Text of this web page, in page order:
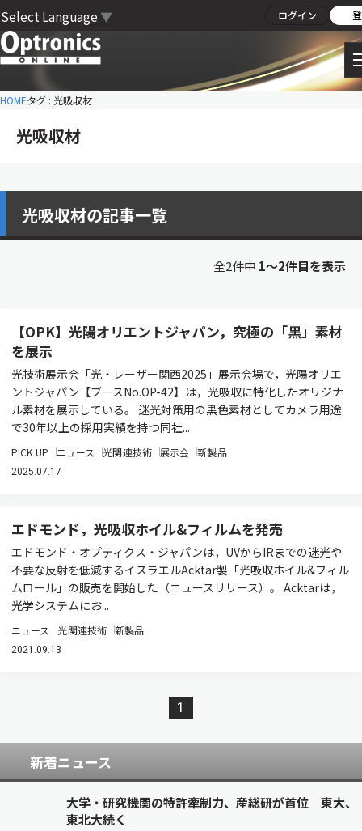
Select Language ▼ ログイン
HOMEタグ : 光吸収材
光吸収材
光吸収材の記事一覧
全2件中 1〜2件目を表示
【OPK】光陽オリエントジャパン，究極の「黒」素材
を展示
光技術展示会「光・レーザー関西2025」展示会場で，光陽オリエ
ントジャパン【ブースNo.OP-42】は，光吸収に特化したオリジナ
ル素材を展示している。 迷光対策用の黒色素材としてカメラ用途
で30年以上の採用実績を持つ同社...
PICK UP ニュース 光関連技術 展示会 新製品
2025.07.17
エドモンド，光吸収ホイル&フィルムを発売
エドモンド・オプティクス・ジャパンは，UVからIRまでの迷光や
不要な反射を低減するイスラエルAcktar製「光吸収ホイル&フィル
ムロール」の販売を開始した（ニュースリリース）。 Acktarは，
光学システムにお...
ニュース 光関連技術 新製品
2021.09.13
1
新着ニュース
大学・研究機関の特許牽制力、産総研が首位 東大、
東北大続く